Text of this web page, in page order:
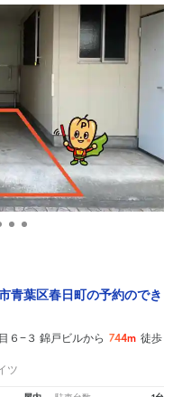
青葉区春日町の予約のでき
６−３ 錦戸ビルから 744m 徒歩
ツ